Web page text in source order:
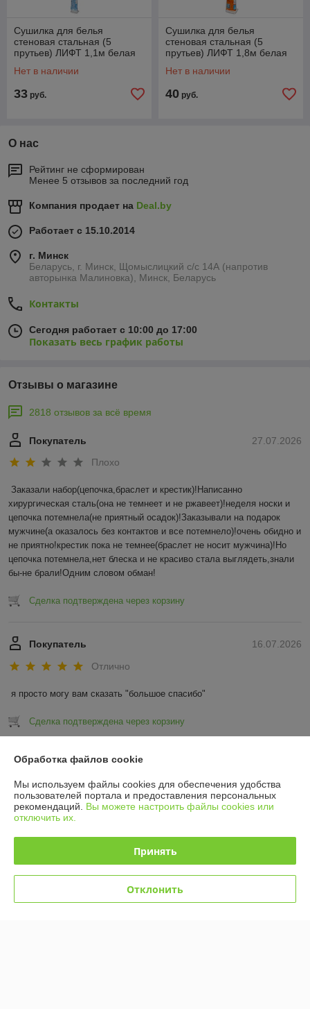
Сушилка для белья
стеновая стальная (5
прутьев) ЛИФТ 1,1м белая
Нет в наличии
33 руб.
Сушилка для белья
стеновая стальная (5
прутьев) ЛИФТ 1,8м белая
Нет в наличии
40 руб.
О нас
Рейтинг не сформирован
Менее 5 отзывов за последний год
Компания продает на Deal.by
Работает с 15.10.2014
г. Минск
Беларусь, г. Минск, Щомыслицкий с/с 14А (напротив
авторынка Малиновка), Минск, Беларусь
Контакты
Сегодня работает с 10:00 до 17:00
Показать весь график работы
Отзывы о магазине
2818 отзывов за всё время
27.07.2026
Покупатель
Плохо
Заказали набор(цепочка,браслет и крестик)!Написанно
хирургическая сталь(она не темнеет и не ржавеет)!неделя носки и
цепочка потемнела(не приятный осадок)!Заказывали на подарок
мужчине(а оказалось без контактов и все потемнело)!очень обидно и
не приятно!крестик пока не темнее(браслет не носит мужчина)!Но
цепочка потемнела,нет блеска и не красиво стала выглядеть,знали
бы-не брали!Одним словом обман!
Сделка подтверждена через корзину
16.07.2026
Покупатель
Отлично
я просто могу вам сказать "большое спасибо"
Сделка подтверждена через корзину
Показать все отзывы
О нас
Контакты
Доставка и оплата
График работы
Обработка файлов cookie
Мы используем файлы cookies для обеспечения удобства
пользователей портала и предоставления персональных
рекомендаций. Вы можете настроить файлы cookies или
отключить их.
Принять
Отклонить